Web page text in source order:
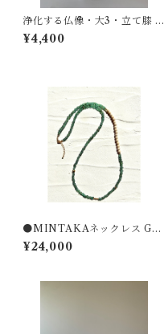
浄化する仏像・大3・立て膝 ・
大仏・空気を浄化するアー
ト・化石サンゴ マイナスイ
¥4,400
●MINTAKAネックレス GR7
0｜Lion's Gate Collection 2
026
¥24,000